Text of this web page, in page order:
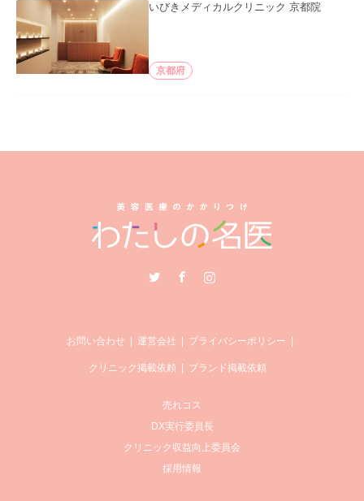
いびきメディカルクリニック 京都院
京都府
Instagram
お問い合わせ 運営会社 プライバシーポリシー
クリニック掲載依頼 ブランド掲載依頼
売れコス
DX実行委員長
クリニック収益向上委員会
採用情報